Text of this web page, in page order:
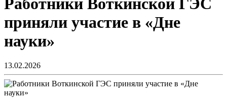
приняли участие в «Дне
науки»
13.02.2026